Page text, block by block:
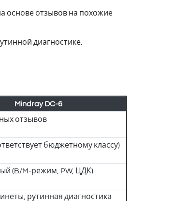
основе отзывов на похожие
диагностике.
Mindray DC-6
отзывов
бюджетному классу)
(B/M-режим, PW, ЦДК)
рутинная диагностика